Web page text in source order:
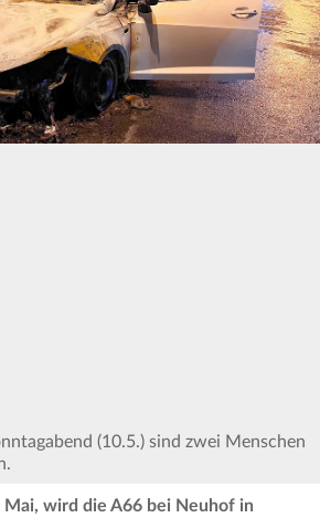
(10.5.) sind zwei Menschen
wird die A66 bei Neuhof in